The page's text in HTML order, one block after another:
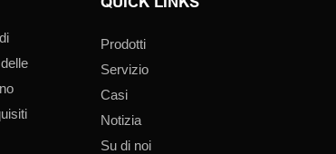
Prodotti
Servizio
Casi
Notizia
Su di noi